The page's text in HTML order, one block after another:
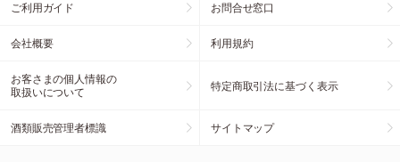
ご利用ガイド お問合せ窓口
会社概要 利用規約
お客さまの個人情報の
取扱いについて
特定商取引法に基づく表示
酒類販売管理者標識 サイトマップ